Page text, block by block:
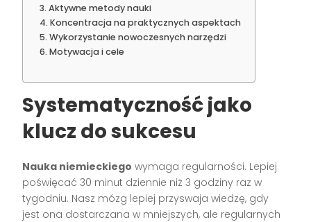
Aktywne metody nauki
Koncentracja na praktycznych aspektach
Wykorzystanie nowoczesnych narzędzi
Motywacja i cele
Systematyczność jako
klucz do sukcesu
Nauka niemieckiego wymaga regularności. Lepiej
poświęcać 30 minut dziennie niż 3 godziny raz w
tygodniu. Nasz mózg lepiej przyswaja wiedzę, gdy
jest ona dostarczana w mniejszych, ale regularnych